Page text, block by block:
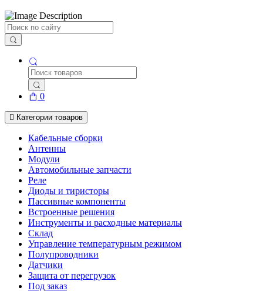
Поиск
0
Категории товаров
Кабельные сборки
Антенны
Модули
Автомобильные запчасти
Реле
Диоды и тиристоры
Пассивные компоненты
Встроенные решения
Инструменты и расходные материалы
Склад
Управление температурным режимом
Полупроводники
Датчики
Защита от перегрузок
Под заказ